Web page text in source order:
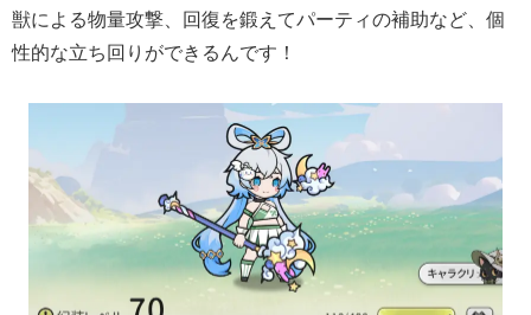
獣による物量攻撃、回復を鍛えてパーティの補助など、個
性的な立ち回りができるんです！